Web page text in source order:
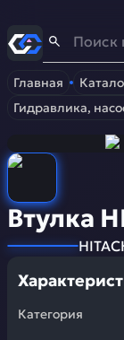
Спец-Страж-
Главная
Гидравлика,
Втулка
Категория